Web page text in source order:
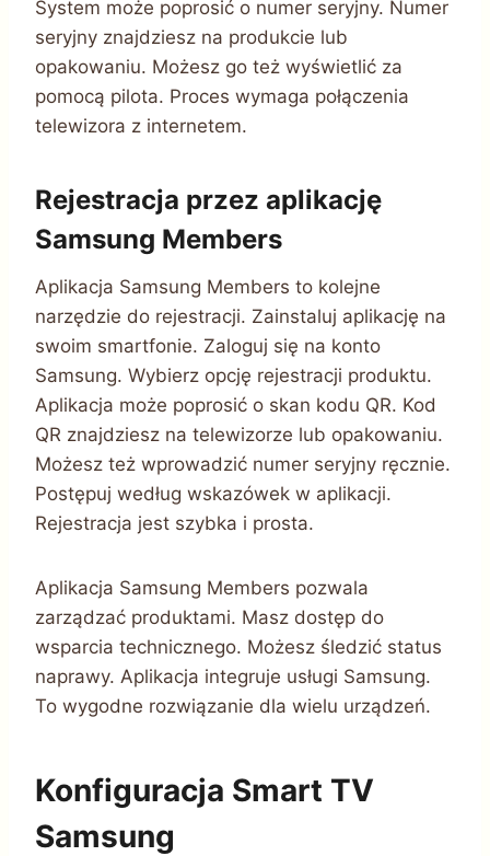
System może poprosić o numer seryjny. Numer
seryjny znajdziesz na produkcie lub
opakowaniu. Możesz go też wyświetlić za
pomocą pilota. Proces wymaga połączenia
telewizora z internetem.
Rejestracja przez aplikację
Samsung Members
Aplikacja Samsung Members to kolejne
narzędzie do rejestracji. Zainstaluj aplikację na
swoim smartfonie. Zaloguj się na konto
Samsung. Wybierz opcję rejestracji produktu.
Aplikacja może poprosić o skan kodu QR. Kod
QR znajdziesz na telewizorze lub opakowaniu.
Możesz też wprowadzić numer seryjny ręcznie.
Postępuj według wskazówek w aplikacji.
Rejestracja jest szybka i prosta.
Aplikacja Samsung Members pozwala
zarządzać produktami. Masz dostęp do
wsparcia technicznego. Możesz śledzić status
naprawy. Aplikacja integruje usługi Samsung.
To wygodne rozwiązanie dla wielu urządzeń.
Konfiguracja Smart TV
Samsung